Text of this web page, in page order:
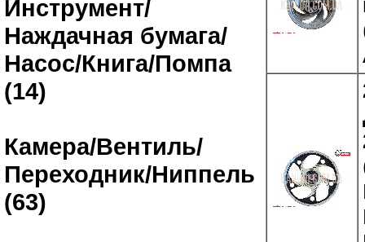
Инструмент/
Наждачная бумага/
Насос/Книга/Помпа
(14)
Камера/Вентиль/
Переходник/Ниппель
(63)